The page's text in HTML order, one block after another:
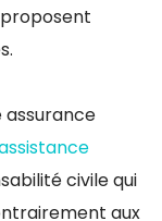
assurance
civile qui
aux